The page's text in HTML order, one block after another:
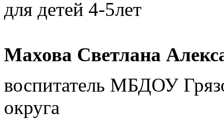
для детей 4-5лет
Махова Светлана
воспитатель МБДОУ
округа